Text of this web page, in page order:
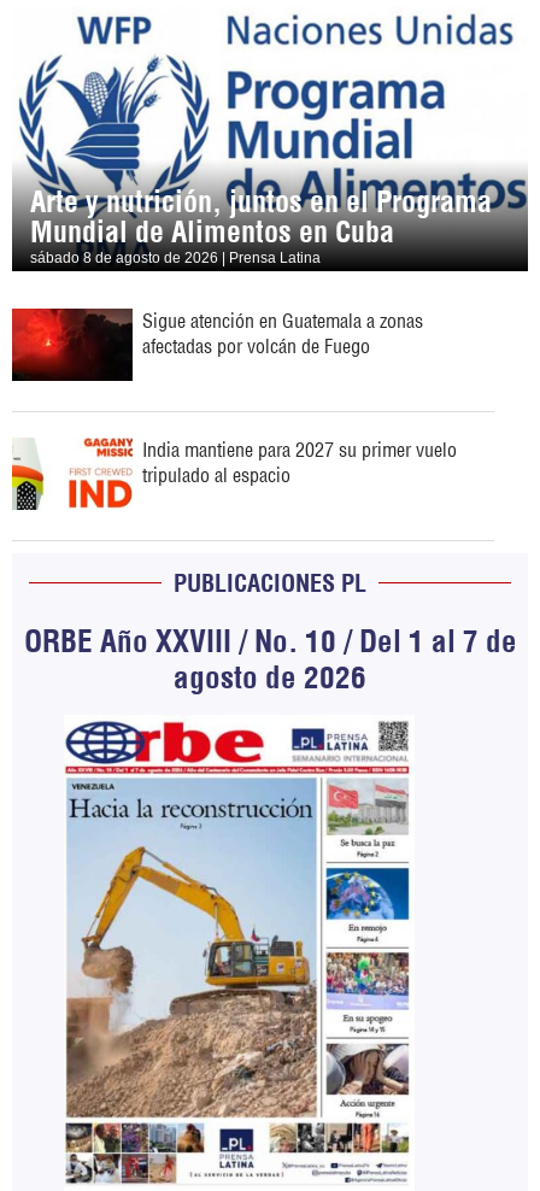
Arte y nutrición, juntos en el Programa
Mundial de Alimentos en Cuba
sábado 8 de agosto de 2026 | Prensa Latina
Sigue atención en Guatemala a zonas
afectadas por volcán de Fuego
India mantiene para 2027 su primer vuelo
tripulado al espacio
PUBLICACIONES PL
ORBE Año XXVIII / No. 10 / Del 1 al 7 de
agosto de 2026